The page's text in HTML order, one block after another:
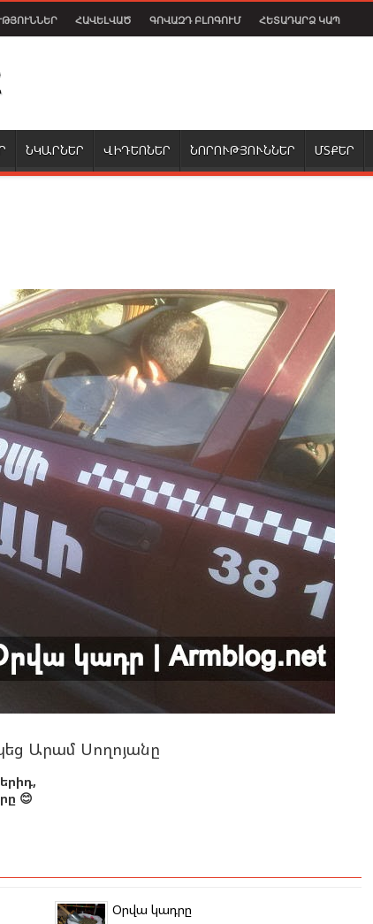
ՀԱՎԵԼՎԱԾ ԳՈՎԱԶԴ ԲԼՈԳՈՒՄ ՀԵՏԱԴԱՐՁ ԿԱՊ
ՆԿԱՐՆԵՐ ՎԻԴԵՈՆԵՐ ՆՈՐՈՒԹՅՈՒՆՆԵՐ ՄՏՔԵՐ
Արամ Սողոյանը
😊
Օրվա կադրը